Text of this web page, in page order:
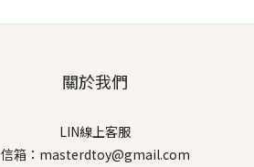
關於我們
LIN線上客服
信箱：masterdtoy@gmail.com